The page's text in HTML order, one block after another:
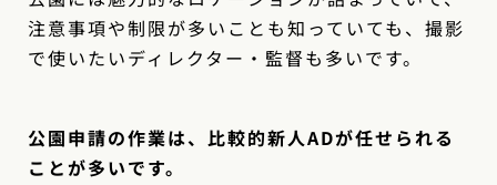
注意事項や制限が多いことも知っていても、撮影
で使いたいディレクター・監督も多いです。
公園申請の作業は、比較的新人ADが任せられる
ことが多いです。